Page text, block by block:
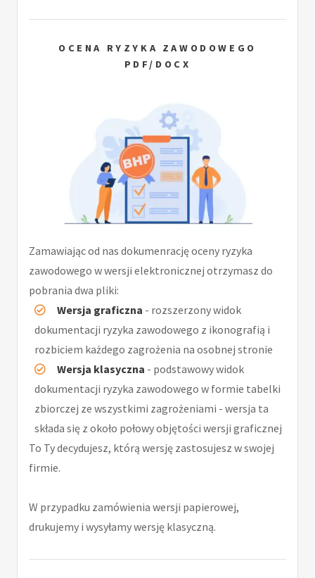
OCENA RYZYKA ZAWODOWEGO
PDF/DOCX
Zamawiając od nas dokumenrację oceny ryzyka
zawodowego w wersji elektronicznej otrzymasz do
pobrania dwa pliki:
Wersja graficzna - rozszerzony widok
dokumentacji ryzyka zawodowego z ikonografią i
rozbiciem każdego zagrożenia na osobnej stronie
Wersja klasyczna - podstawowy widok
dokumentacji ryzyka zawodowego w formie tabelki
zbiorczej ze wszystkimi zagrożeniami - wersja ta
składa się z około połowy objętości wersji graficznej
To Ty decydujesz, którą wersję zastosujesz w swojej
firmie.
W przypadku zamówienia wersji papierowej,
drukujemy i wysyłamy wersję klasyczną.